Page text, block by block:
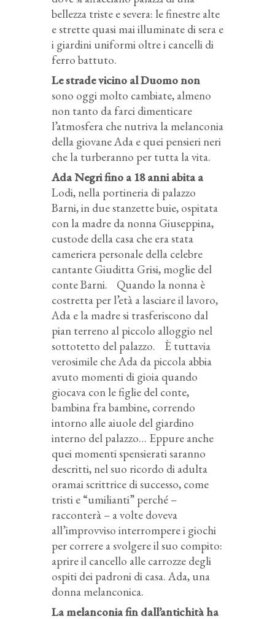
bellezza triste e severa: le finestre alte
e strette quasi mai illuminate di sera e
i giardini uniformi oltre i cancelli di
ferro battuto.
Le strade vicino al Duomo non
sono oggi molto cambiate, almeno
non tanto da farci dimenticare
l’atmosfera che nutriva la melanconia
della giovane Ada e quei pensieri neri
che la turberanno per tutta la vita.
Ada Negri fino a 18 anni abita a
Lodi, nella portineria di palazzo
Barni, in due stanzette buie, ospitata
con la madre da nonna Giuseppina,
custode della casa che era stata
cameriera personale della celebre
cantante Giuditta Grisi, moglie del
conte Barni. Quando la nonna è
costretta per l’età a lasciare il lavoro,
Ada e la madre si trasferiscono dal
pian terreno al piccolo alloggio nel
sottotetto del palazzo. È tuttavia
verosimile che Ada da piccola abbia
avuto momenti di gioia quando
giocava con le figlie del conte,
bambina fra bambine, correndo
intorno alle aiuole del giardino
interno del palazzo… Eppure anche
quei momenti spensierati saranno
descritti, nel suo ricordo di adulta
oramai scrittrice di successo, come
tristi e “umilianti” perché –
racconterà – a volte doveva
all’improvviso interrompere i giochi
per correre a svolgere il suo compito:
aprire il cancello alle carrozze degli
ospiti dei padroni di casa. Ada, una
donna melanconica.
La melanconia fin dall’antichità ha